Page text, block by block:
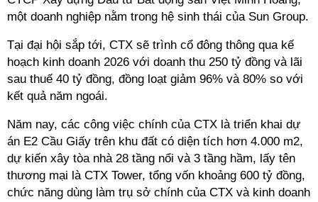
một doanh nghiệp nằm trong hệ sinh thái của Sun Group.
Tại đại hội sắp tới, CTX sẽ trình cổ đông thông qua kế
hoạch kinh doanh 2026 với doanh thu 250 tỷ đồng và lãi
sau thuế 40 tỷ đồng, đồng loạt giảm 96% và 80% so với
kết quả năm ngoái.
Năm nay, các công việc chính của CTX là triển khai dự
án E2 Cầu Giấy trên khu đất có diện tích hơn 4.000 m2,
dự kiến xây tòa nhà 28 tầng nổi và 3 tầng hầm, lấy tên
thương mại là CTX Tower, tổng vốn khoảng 600 tỷ đồng,
chức năng dùng làm trụ sở chính của CTX và kinh doanh